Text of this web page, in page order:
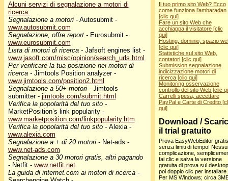
Alcuni servizi di segnalazione a motori di
ricerca:
Segnalazione a motori - Autosubmit -
www.autosubmit.com
Segnalazione; offre report - Eurosubmit -
www.eurosubmit.com
Lista di motori di ricerca - Jafsoft engines list -
www.jasoft.com/misc/opinion/search_urls.html
Per verificare la tua posizione nei motori di
ricerca - Jimtools Position analyzer -
www.jimtools.com/position2.html
Segnalazione a 50+ motori - Jimtools
submitter - jimtools.com/submit.html
Verifica la popolarità del tuo sito -
MarketPosition’s link popularity -
www.marketposition.com/linkpopularity.htm
Verifica la popolarità del tuo sito - Alexia -
www.alexia.com
Segnalazione a + di 20 motori - Net-ads -
www.net-ads.com
Segnalazione a 30 motori gratis, altri pagando
- Netfit - www.netfit.net
La guida di internet.com ai motori di ricerca -
Il tuo primo sito Web? Ecco
come funziona l'ambaradan
[clic qui]
Fare un sito Web che
acchiappa il visitatore [clic
qui]
Hosting, dominio, spazio
[clic qui]
Statistiche sul sito Web,
contatori [clic qui]
Submission segnalazione
indicizzazione motori di
ricerca [clic qui]
Monitoring osservazione
controllo del sito Web [clic
Carrelli spesa, accettare
PayPal e Carte di Credito
qui]
Download /
il trial gratuito
Prova EasyWebEditor
senza limiti di tempo!
complicazione,
fai clic e salva la versione
gratuita di prova sul
poi doppio clic per installare.
Per MS Windows; circa